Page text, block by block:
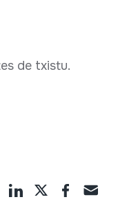
de txistu.